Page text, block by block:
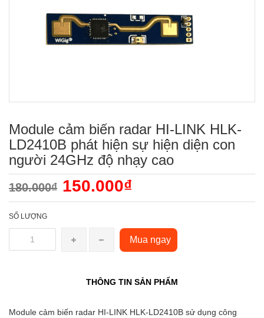
Module cảm biến radar HI-LINK HLK-
LD2410B phát hiện sự hiện diện con
người 24GHz độ nhạy cao
180.000₫ 150.000₫
SỐ LƯỢNG
Mua ngay
THÔNG TIN SẢN PHẨM
Module cảm biến radar HI-LINK HLK-LD2410B sử dụng công